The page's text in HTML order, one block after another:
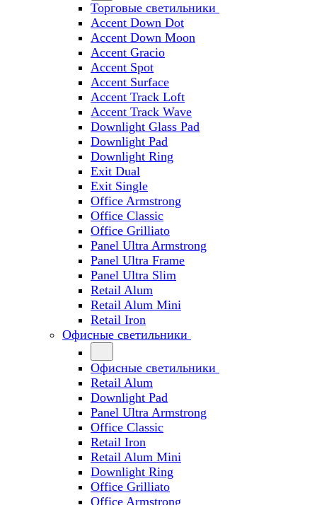
Торговые светильники
Accent Down Dot
Accent Down Moon
Accent Gracio
Accent Spot
Accent Surface
Accent Track Loft
Accent Track Wave
Downlight Glass Pad
Downlight Pad
Downlight Ring
Exit Dual
Exit Single
Office Armstrong
Office Classic
Office Grilliato
Panel Ultra Armstrong
Panel Ultra Frame
Panel Ultra Slim
Retail Alum
Retail Alum Mini
Retail Iron
Офисные светильники
Офисные светильники
Retail Alum
Downlight Pad
Panel Ultra Armstrong
Office Classic
Retail Iron
Retail Alum Mini
Downlight Ring
Office Grilliato
Office Armstrong